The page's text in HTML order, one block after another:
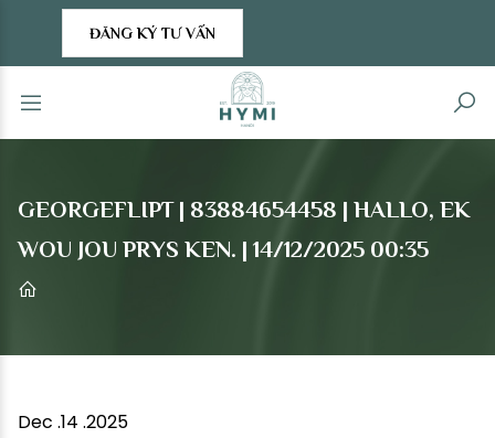
ĐĂNG KÝ TƯ VẤN
GEORGEFLIPT | 83884654458 | HALLO, EK
WOU JOU PRYS KEN. | 14/12/2025 00:35
Dec .14 .2025